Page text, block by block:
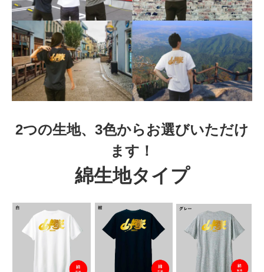
2つの生地、3色からお選びいただけ
ます！
綿生地タイプ